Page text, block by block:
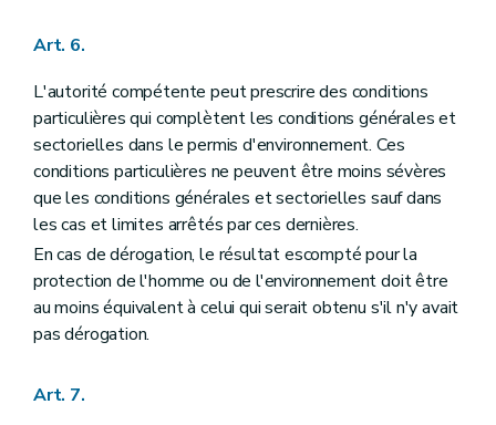
Art. 6.
L'autorité compétente peut prescrire des conditions
particulières qui complètent les conditions générales et
sectorielles dans le permis d'environnement. Ces
conditions particulières ne peuvent être moins sévères
que les conditions générales et sectorielles sauf dans
les cas et limites arrêtés par ces dernières.
En cas de dérogation, le résultat escompté pour la
protection de l'homme ou de l'environnement doit être
au moins équivalent à celui qui serait obtenu s'il n'y avait
pas dérogation.
Art. 7.